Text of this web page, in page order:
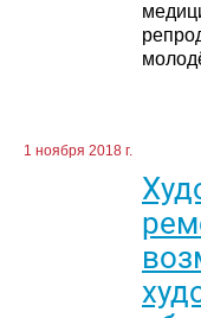
1 ноября 2018 г.